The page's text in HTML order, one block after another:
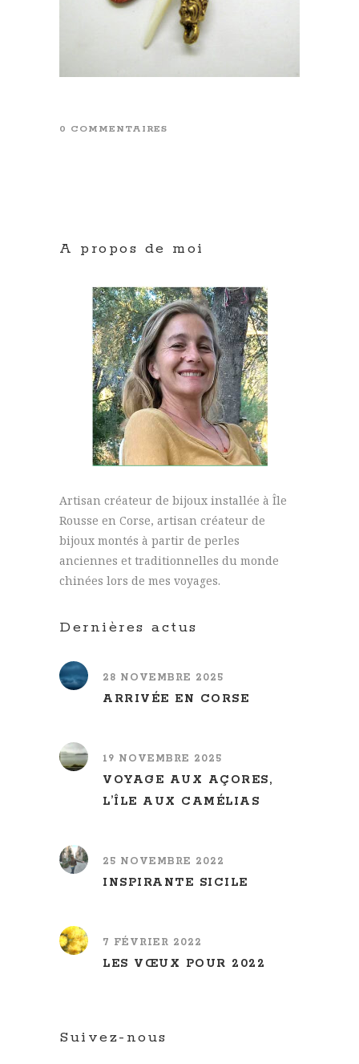
0 COMMENTAIRES
A propos de moi
Artisan créateur de bijoux installée à Île
Rousse en Corse, artisan créateur de
bijoux montés à partir de perles
anciennes et traditionnelles du monde
chinées lors de mes voyages.
Dernières actus
28 NOVEMBRE 2025
ARRIVÉE EN CORSE
19 NOVEMBRE 2025
VOYAGE AUX AÇORES,
L’ÎLE AUX CAMÉLIAS
25 NOVEMBRE 2022
INSPIRANTE SICILE
7 FÉVRIER 2022
LES VŒUX POUR 2022
Suivez-nous